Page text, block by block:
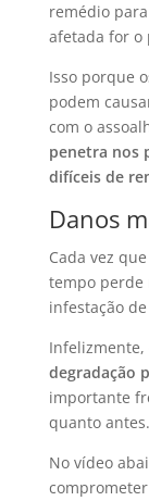
remédio
afetada for o
Isso porque
podem
com o
penetra nos
difíceis de
Danos
Cada vez
tempo perde
infestação
Infelizmente,
degradação
importante
quanto
No vídeo